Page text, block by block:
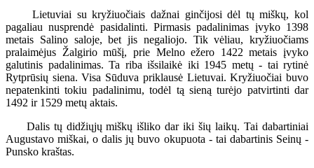
Lietuviai su kryžiuočiais dažnai ginčijosi dėl tų miškų, kol
pagaliau nusprendė pasidalinti. Pirmasis padalinimas įvyko 1398
metais Salino saloje, bet jis negaliojo. Tik vėliau, kryžiuočiams
pralaimėjus Žalgirio mūšį, prie Melno ežero 1422 metais įvyko
galutinis padalinimas. Ta riba išsilaikė iki 1945 metų - tai rytinė
Rytprūsių siena. Visa Sūduva priklausė Lietuvai. Kryžiuočiai buvo
nepatenkinti tokiu padalinimu, todėl tą sieną turėjo patvirtinti dar
1492 ir 1529 metų aktais.
Dalis tų didžiųjų miškų išliko dar iki šių laikų. Tai dabartiniai
Augustavo miškai, o dalis jų buvo okupuota - tai dabartinis Seinų -
Punsko kraštas.